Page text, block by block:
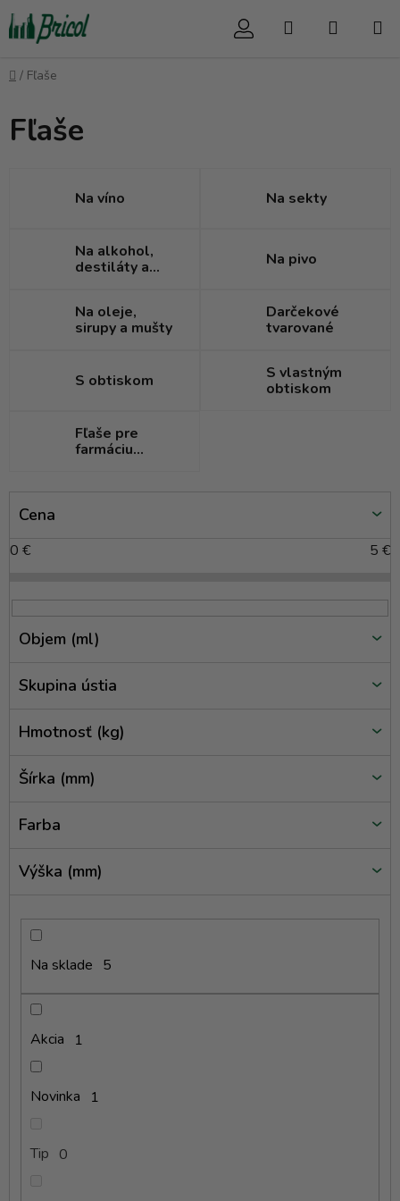
Prejsť
na
obsah
Hľadať
Domov
/ Fľaše
Fľaše
Na víno Na sekty
Na alkohol,
destiláty a
Na pivo
Na oleje,
sirupy a mušty
Darčekové
tvarované
S obtiskom
S vlastným
obtiskom
Fľaše pre
farmáciu
Cena
0 € 5 €
Na sklade 5
Akcia 1
Novinka 1
Tip 0
Objem (ml)
Skupina ústia
Hmotnosť (kg)
Šírka (mm)
Farba
Výška (mm)
V
p
s
p
d
o